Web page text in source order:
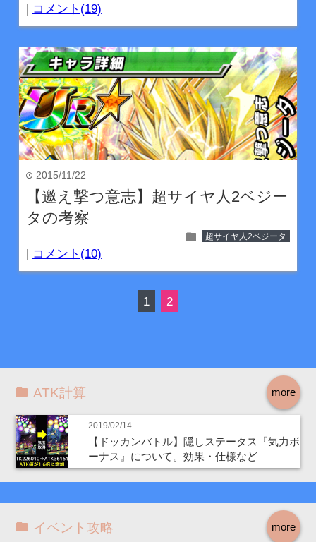
| コメント(19)
time 2015/11/22
【邀え撃つ意志】超サイヤ人2ベジー
タの考察
folder 超サイヤ人2ベジータ
| コメント(10)
1 2
more
ATK計算
2019/02/14
【ドッカンバトル】隠しステータス『気力ボ
ーナス』について。効果・仕様など
more
イベント攻略